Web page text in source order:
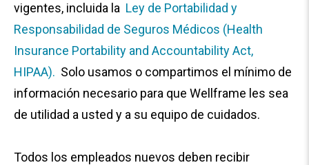
vigentes, incluida la Ley de Portabilidad y
Responsabilidad de Seguros Médicos (Health
Insurance Portability and Accountability Act,
HIPAA). Solo usamos o compartimos el mínimo de
información necesario para que Wellframe les sea
de utilidad a usted y a su equipo de cuidados.
Todos los empleados nuevos deben recibir